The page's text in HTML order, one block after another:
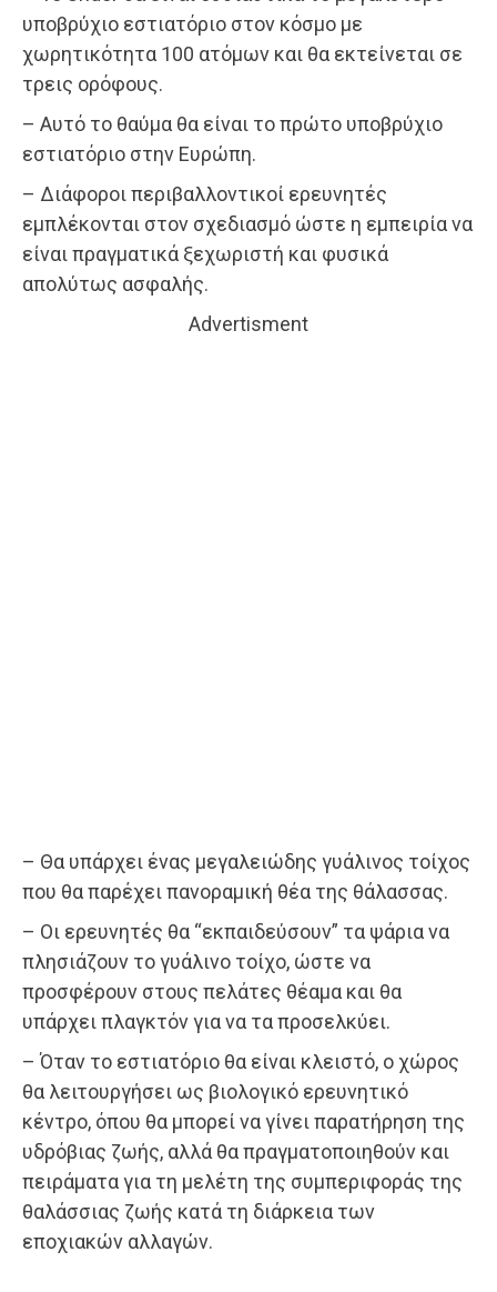
υποβρύχιο εστιατόριο στον κόσμο με
χωρητικότητα 100 ατόμων και θα εκτείνεται σε
τρεις ορόφους.
– Αυτό το θαύμα θα είναι το πρώτο υποβρύχιο
εστιατόριο στην Ευρώπη.
– Διάφοροι περιβαλλοντικοί ερευνητές
εμπλέκονται στον σχεδιασμό ώστε η εμπειρία να
είναι πραγματικά ξεχωριστή και φυσικά
απολύτως ασφαλής.
Advertisment
– Θα υπάρχει ένας μεγαλειώδης γυάλινος τοίχος
που θα παρέχει πανοραμική θέα της θάλασσας.
– Οι ερευνητές θα “εκπαιδεύσουν” τα ψάρια να
πλησιάζουν το γυάλινο τοίχο, ώστε να
προσφέρουν στους πελάτες θέαμα και θα
υπάρχει πλαγκτόν για να τα προσελκύει.
– Όταν το εστιατόριο θα είναι κλειστό, ο χώρος
θα λειτουργήσει ως βιολογικό ερευνητικό
κέντρο, όπου θα μπορεί να γίνει παρατήρηση της
υδρόβιας ζωής, αλλά θα πραγματοποιηθούν και
πειράματα για τη μελέτη της συμπεριφοράς της
θαλάσσιας ζωής κατά τη διάρκεια των
εποχιακών αλλαγών.